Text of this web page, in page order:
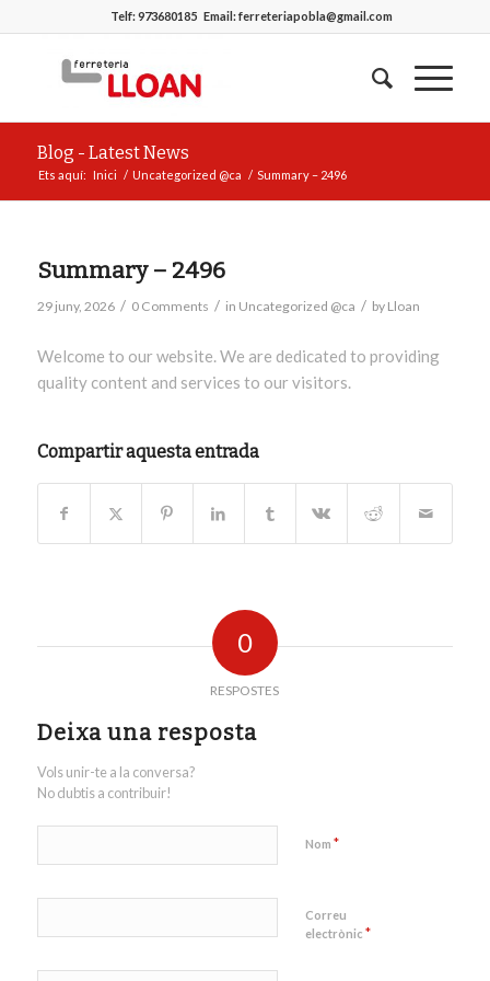
Telf:973680185Email:ferreteriapobla@gmail.com
Blog - Latest News
Ets aquí: Inici / Uncategorized @ca / Summary – 2496
Summary – 2496
29 juny, 2026 / 0 Comments / in Uncategorized @ca / by Lloan
Welcome to our website. We are dedicated to providing
quality content and services to our visitors.
Compartir aquesta entrada
0
RESPOSTES
Deixa una resposta
Vols unir-te a la conversa?
No dubtis a contribuir!
Nom *
Correu
electrònic *